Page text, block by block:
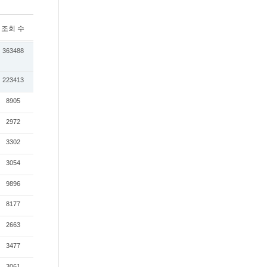
조회 수
363488
223413
8905
2972
3302
3054
9896
8177
2663
3477